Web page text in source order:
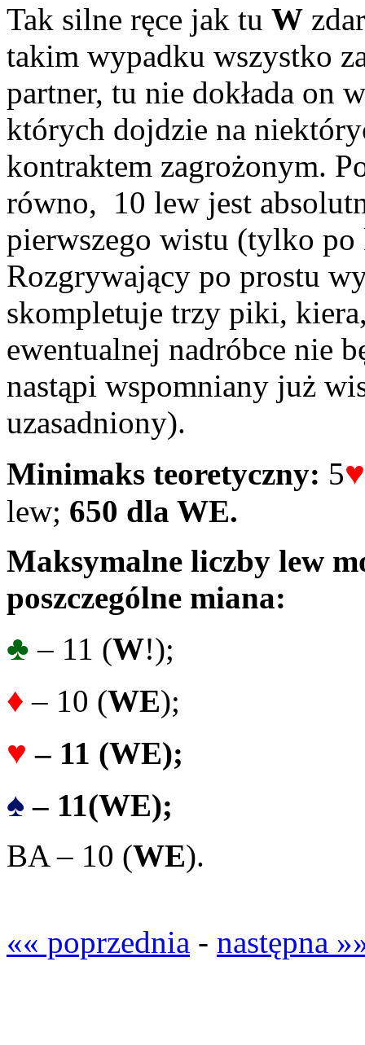
Tak silne ręce jak tu W
takim wypadku wszystko
partner, tu nie dokłada on
których dojdzie na
kontraktem zagrożonym.
równo, 10 lew jest
pierwszego wistu (tylko
Rozgrywający po prostu
skompletuje trzy piki,
ewentualnej nadróbce nie
nastąpi wspomniany już
uzasadniony).
Minimaks teoretyczny: 5♥
lew; 650 dla WE.
Maksymalne liczby lew
poszczególne miana:
♣ – 11 (W!);
♦ – 10 (WE);
♥ – 11 (WE);
♠ – 11(WE);
BA – 10 (WE).
«« poprzednia - następna